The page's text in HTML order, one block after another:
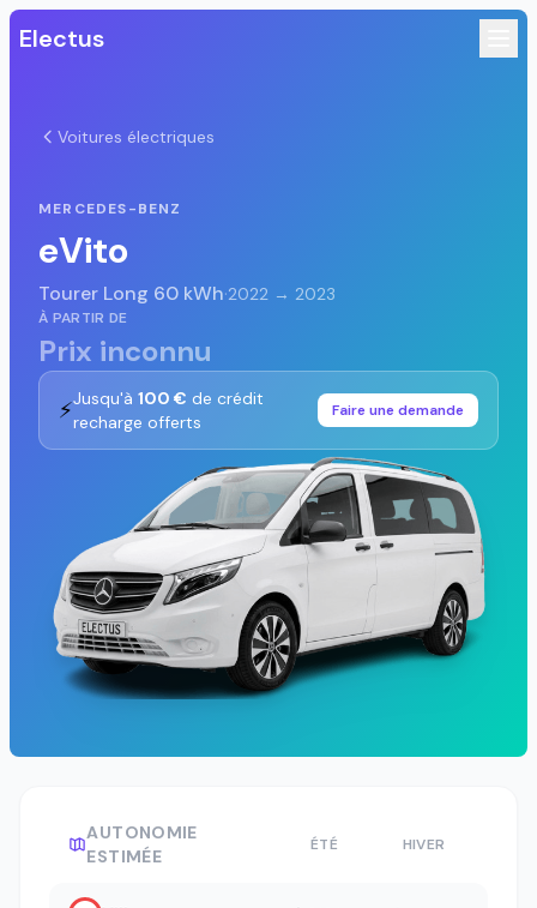
Electus
Voitures électriques
MERCEDES-BENZ
eVito
Tourer Long 60 kWh·2022 → 2023
À PARTIR DE
Prix inconnu
⚡Jusqu'à 100 € de crédit
recharge offerts
Faire une demande
AUTONOMIE
ESTIMÉE
ÉTÉ HIVER